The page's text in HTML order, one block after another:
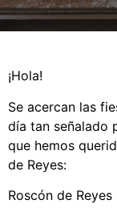
¡Hola!
Se acercan las
día tan señalado
que hemos
de Reyes:
Roscón de Reyes